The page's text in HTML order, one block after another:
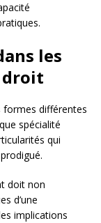
les
droit
formes différentes
spécialité
qui
doit non
d’une
implications